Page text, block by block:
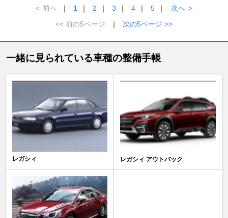
< 前へ ｜ 1 ｜ 2 ｜ 3 ｜ 4 ｜ 5 ｜ 次へ >
<< 前の5ページ
｜ 次の5ページ >>
一緒に見られている車種の整備手帳
レガシィ レガシィ アウトバック